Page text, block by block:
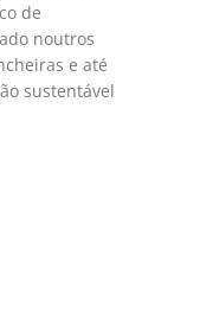
de
noutros
e até
sustentável